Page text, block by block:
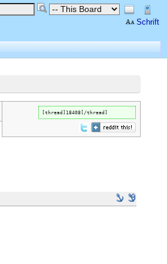
Schrift
[thread]18408[/thread]